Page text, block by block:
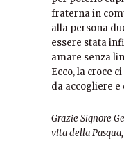
fraterna in
alla persona
essere stata
amare senza
Ecco, la croce
da accogliere
Grazie Signore
vita della